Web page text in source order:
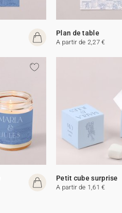
Plan de table
A partir de 2,27 €
Petit cube surprise
A partir de 1,61 €